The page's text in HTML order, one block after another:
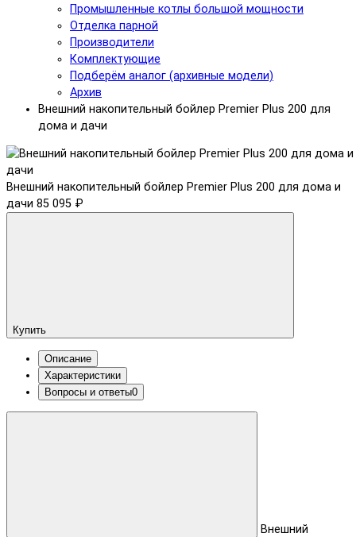
Промышленные котлы большой мощности
Отделка парной
Производители
Комплектующие
Подберём аналог (архивные модели)
Архив
Внешний накопительный бойлер Premier Plus 200 для
дома и дачи
Внешний накопительный бойлер Premier Plus 200 для дома и
дачи 85 095 ₽
Купить
Описание
Характеристики
Вопросы и ответы0
Внешний